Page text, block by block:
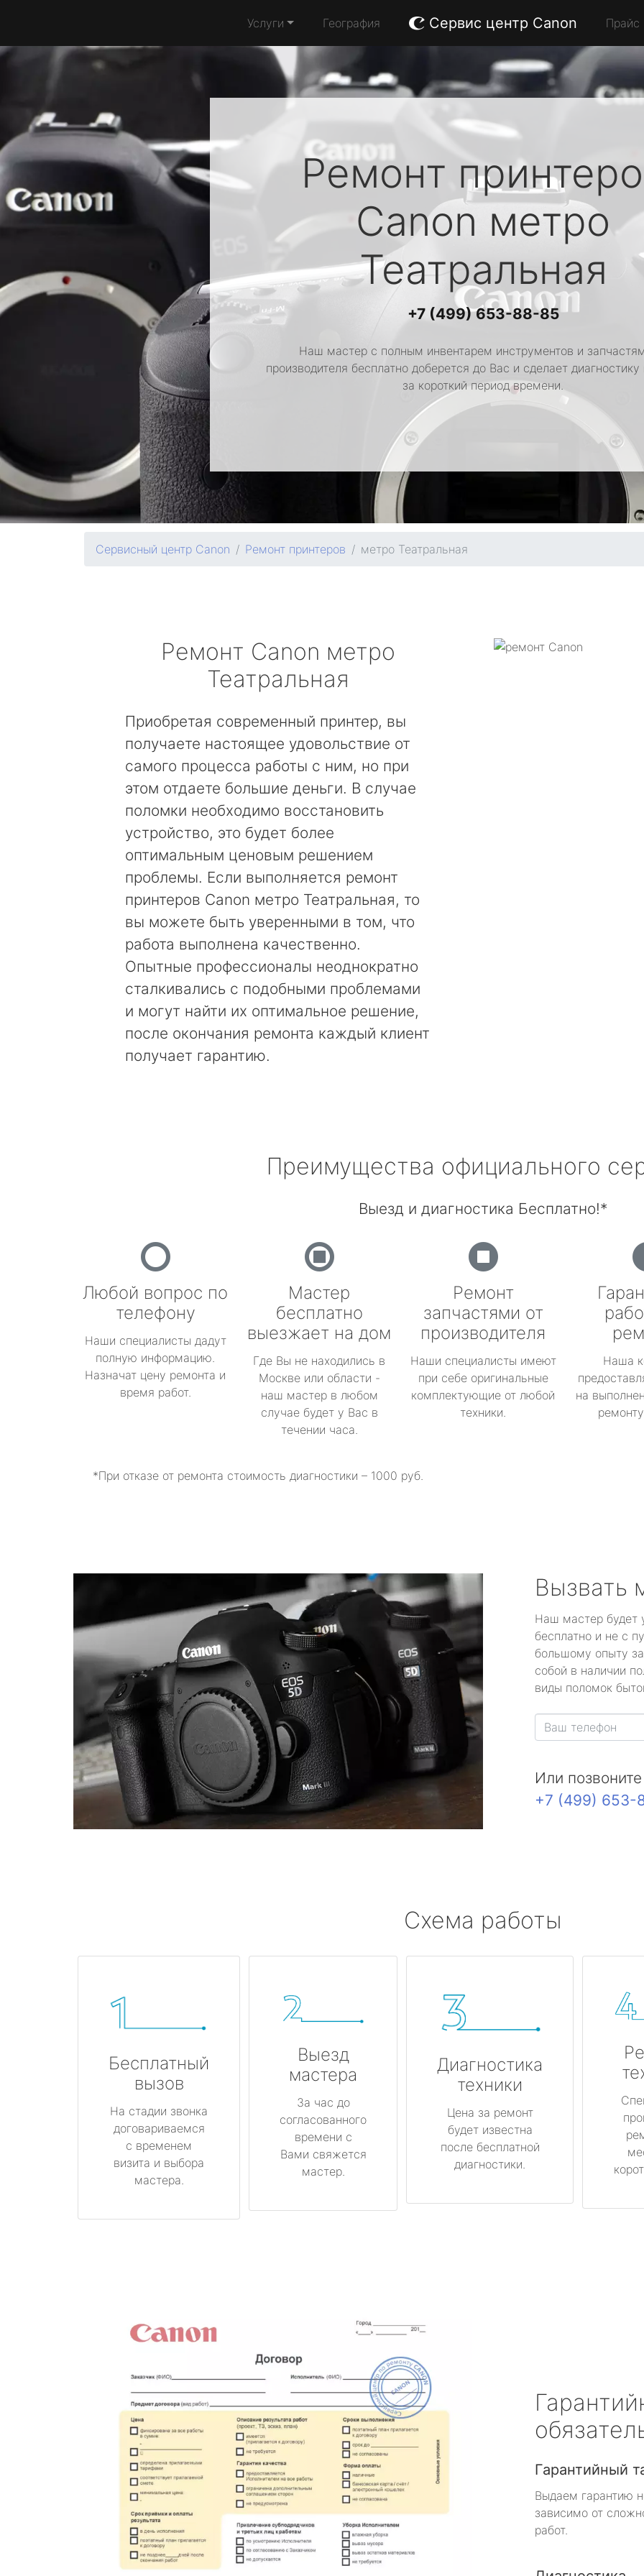
Услуги География Сервис центр Canon Прайс
Ремонт
Canon метро
Театральная
+7 (499) 653-88-85
Наш мастер с полным инвентарем инструментов и
производителя бесплатно доберется до Вас и сделает диагностику
за короткий период времени.
Сервисный центр Canon Ремонт принтеров метро Театральная
Ремонт Canon метро
Театральная
Приобретая современный принтер, вы
получаете настоящее удовольствие от
самого процесса работы с ним, но при
этом отдаете большие деньги. В случае
поломки необходимо восстановить
устройство, это будет более
оптимальным ценовым решением
проблемы. Если выполняется ремонт
принтеров Canon метро Театральная, то
вы можете быть уверенными в том, что
работа выполнена качественно.
Опытные профессионалы неоднократно
сталкивались с подобными проблемами
и могут найти их оптимальное решение,
после окончания ремонта каждый клиент
получает гарантию.
Преимущества официального
Выезд и диагностика Бесплатно!*
Любой вопрос по
телефону
Наши специалисты дадут
полную информацию.
Назначат цену ремонта и
время работ.
Мастер
бесплатно
выезжает на дом
Где Вы не находились в
Москве или области -
наш мастер в любом
случае будет у Вас в
течении часа.
Ремонт
запчастями от
производителя
Наши специалисты имеют
при себе оригинальные
комплектующие от любой
техники.
Наша
на
*При отказе от ремонта стоимость диагностики – 1000 руб.
Вызвать
Наш мастер будет
бесплатно и не с
большому опыту
собой в наличии
виды поломок
Или
+7 (499) 653-
Схема работы
Бесплатный
вызов
На стадии звонка
договариваемся
с временем
визита и выбора
мастера.
Выезд
мастера
За час до
согласованного
времени с
Вами свяжется
мастер.
Диагностика
техники
Цена за ремонт
будет известна
после бесплатной
диагностики.
Гарантийный
Выдаем гарантию
зависимо от
работ.